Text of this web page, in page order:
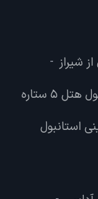
شیراز -
5 ستاره
استانبول